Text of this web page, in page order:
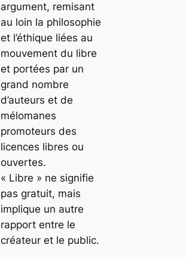
argument, remisant
au loin la philosophie
et l’éthique liées au
mouvement du libre
et portées par un
grand nombre
d’auteurs et de
mélomanes
promoteurs des
licences libres ou
ouvertes.
« Libre » ne signifie
pas gratuit, mais
implique un autre
rapport entre le
créateur et le public.